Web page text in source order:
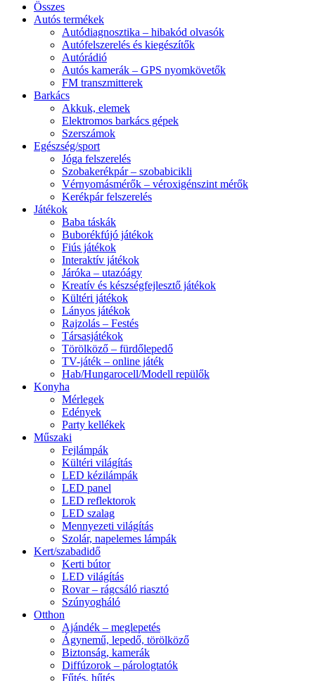
Összes
Autós termékek
Autódiagnosztika – hibakód olvasók
Autófelszerelés és kiegészítők
Autórádió
Autós kamerák – GPS nyomkövetők
FM transzmitterek
Barkács
Akkuk, elemek
Elektromos barkács gépek
Szerszámok
Egészség/sport
Jóga felszerelés
Szobakerékpár – szobabicikli
Vérnyomásmérők – véroxigénszint mérők
Kerékpár felszerelés
Játékok
Baba táskák
Buborékfújó játékok
Fiús játékok
Interaktív játékok
Járóka – utazóágy
Kreatív és készségfejlesztő játékok
Kültéri játékok
Lányos játékok
Rajzolás – Festés
Társasjátékok
Törölköző – fürdőlepedő
TV-játék – online játék
Hab/Hungarocell/Modell repülők
Konyha
Mérlegek
Edények
Party kellékek
Műszaki
Fejlámpák
Kültéri világítás
LED kézilámpák
LED panel
LED reflektorok
LED szalag
Mennyezeti világítás
Szolár, napelemes lámpák
Kert/szabadidő
Kerti bútor
LED világítás
Rovar – rágcsáló riasztó
Szúnyogháló
Otthon
Ajándék – meglepetés
Ágynemű, lepedő, törölköző
Biztonság, kamerák
Diffúzorok – párologtatók
Fűtés, hűtés